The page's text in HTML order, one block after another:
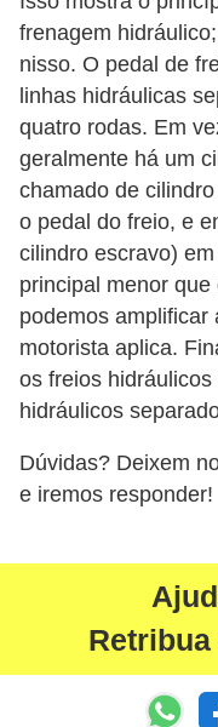
frenagem
nisso. O pedal de
linhas hidráulicas
quatro rodas. Em
geralmente há um
chamado de
o pedal do freio, e
cilindro escravo)
principal menor
podemos amplificar
motorista aplica.
os freios
hidráulicos
Dúvidas? Deixem
e iremos responder!